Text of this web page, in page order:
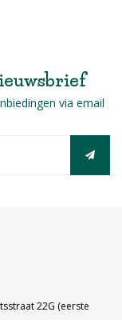
via email
22G (eerste